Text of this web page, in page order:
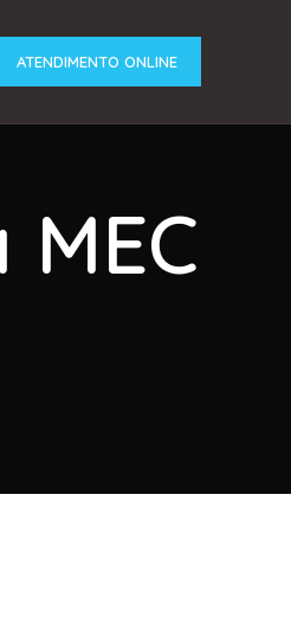
ATENDIMENTO ONLINE